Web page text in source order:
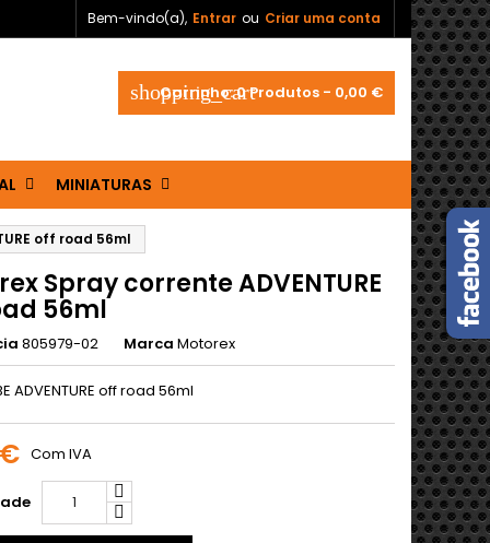
Bem-vindo(a), Entrar ou Criar uma conta
shopping_cart
Carrinho:0Produtos - 0,00 €
MINIATURAS
off road 56ml
Spray corrente ADVENTURE
56ml
805979-02 Marca Motorex
ADVENTURE off road 56ml
Com IVA